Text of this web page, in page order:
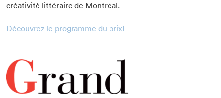
créativité littéraire de Montréal.
Découvrez le programme du prix!